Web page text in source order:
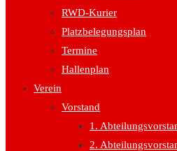
RWD-Kurier
Platzbelegungsplan
Termine
Hallenplan
Verein
Vorstand
1.
2.